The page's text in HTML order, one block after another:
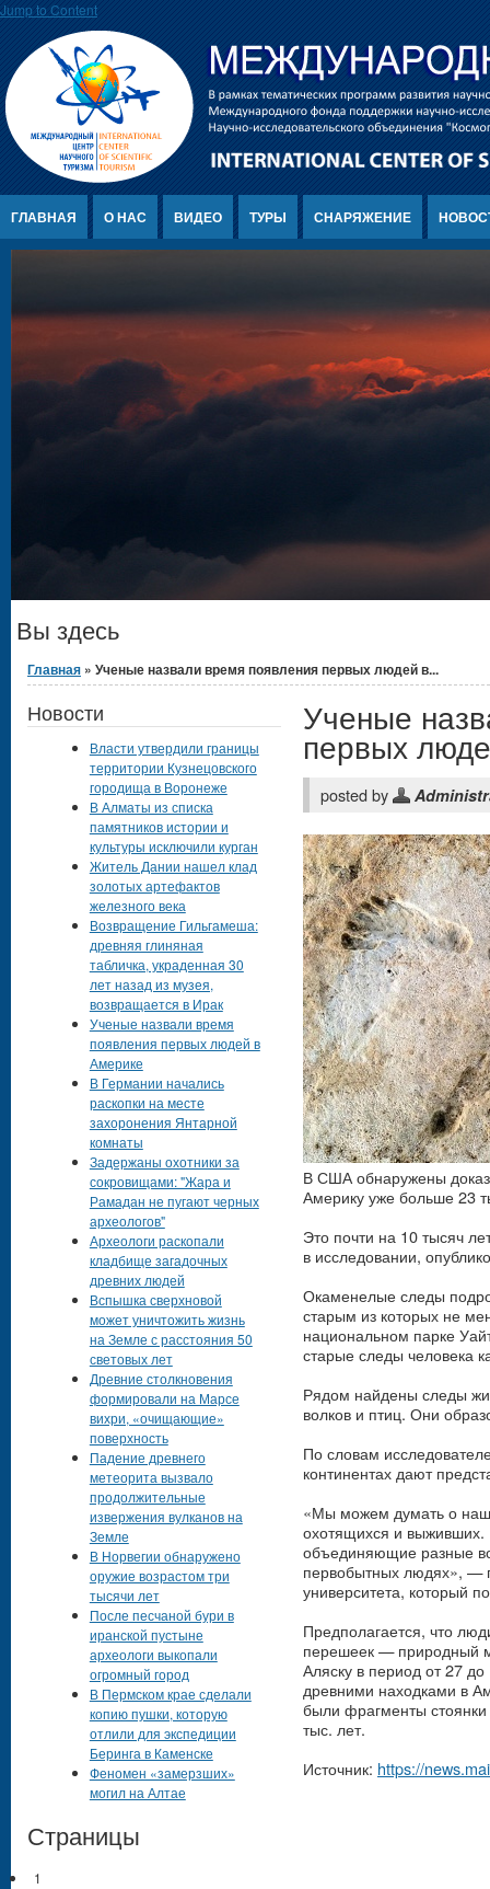
Jump to Content
ГЛАВНАЯ О НАС ВИДЕО ТУРЫ СНАРЯЖЕНИЕ
Вы здесь
Главная » Ученые назвали время появления первых людей в...
Ученые
первых
posted by
В США обнаружены
Америку уже больше 23
Это почти на 10 тысяч
в исследовании,
Окаменелые следы
старым из которых не
национальном парке
старые следы человека
Рядом найдены следы
волков и птиц. Они
По словам
континентах дают
«Мы можем думать о
охотящихся и выживших.
объединяющие разные
первобытных людях», —
университета, который
Предполагается, что
перешеек — природный
Аляску в период от 27
древними находками в
были фрагменты
тыс. лет.
Источник: https://
Новости
Власти утвердили границы
территории Кузнецовского
городища в Воронеже
В Алматы из списка
памятников истории и
культуры исключили курган
Житель Дании нашел клад
золотых артефактов
железного века
Возвращение Гильгамеша:
древняя глиняная
табличка, украденная 30
лет назад из музея,
возвращается в Ирак
Ученые назвали время
появления первых людей в
Америке
В Германии начались
раскопки на месте
захоронения Янтарной
комнаты
Задержаны охотники за
сокровищами: "Жара и
Рамадан не пугают черных
археологов"
Археологи раскопали
кладбище загадочных
древних людей
Вспышка сверхновой
может уничтожить жизнь
на Земле с расстояния 50
световых лет
Древние столкновения
формировали на Марсе
вихри, «очищающие»
поверхность
Падение древнего
метеорита вызвало
продолжительные
извержения вулканов на
Земле
В Норвегии обнаружено
оружие возрастом три
тысячи лет
После песчаной бури в
иранской пустыне
археологи выкопали
огромный город
В Пермском крае сделали
копию пушки, которую
отлили для экспедиции
Беринга в Каменске
Феномен «замерзших»
могил на Алтае
Страницы
1